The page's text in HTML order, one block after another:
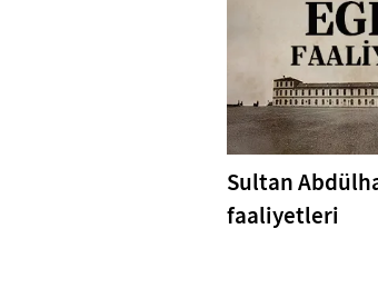
Sultan
faaliyetleri